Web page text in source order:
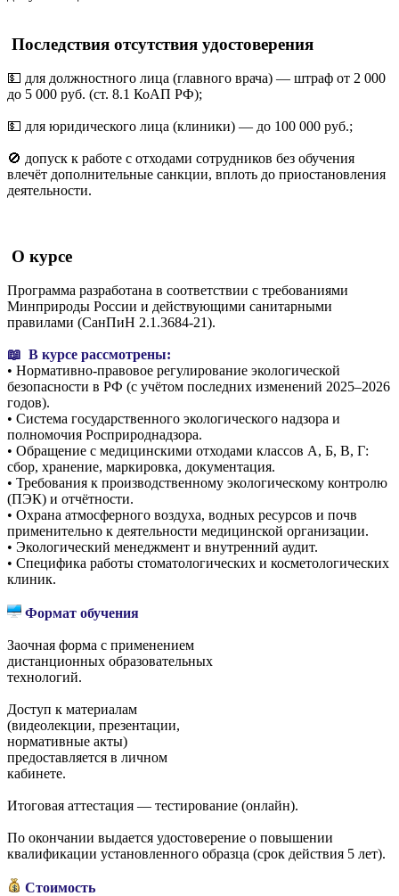
Последствия отсутствия удостоверения
💵 для должностного лица (главного врача) — штраф от 2 000
до 5 000 руб. (ст. 8.1 КоАП РФ);
💵 для юридического лица (клиники) — до 100 000 руб.;
🚫 допуск к работе с отходами сотрудников без обучения
влечёт дополнительные санкции, вплоть до приостановления
деятельности.
О курсе
Программа разработана в соответствии с требованиями
Минприроды России и действующими санитарными
правилами (СанПиН 2.1.3684-21).
📖 В курсе рассмотрены:
• Нормативно-правовое регулирование экологической
безопасности в РФ (с учётом последних изменений 2025–2026
годов).
• Система государственного экологического надзора и
полномочия Росприроднадзора.
• Обращение с медицинскими отходами классов А, Б, В, Г:
сбор, хранение, маркировка, документация.
• Требования к производственному экологическому контролю
(ПЭК) и отчётности.
• Охрана атмосферного воздуха, водных ресурсов и почв
применительно к деятельности медицинской организации.
• Экологический менеджмент и внутренний аудит.
• Специфика работы стоматологических и косметологических
клиник.
Формат обучения
Заочная форма с применением
дистанционных образовательных
технологий.
Доступ к материалам
(видеолекции, презентации,
нормативные акты)
предоставляется в личном
кабинете.
Итоговая аттестация — тестирование (онлайн).
По окончании выдается удостоверение о повышении
квалификации установленного образца (срок действия 5 лет).
Стоимость